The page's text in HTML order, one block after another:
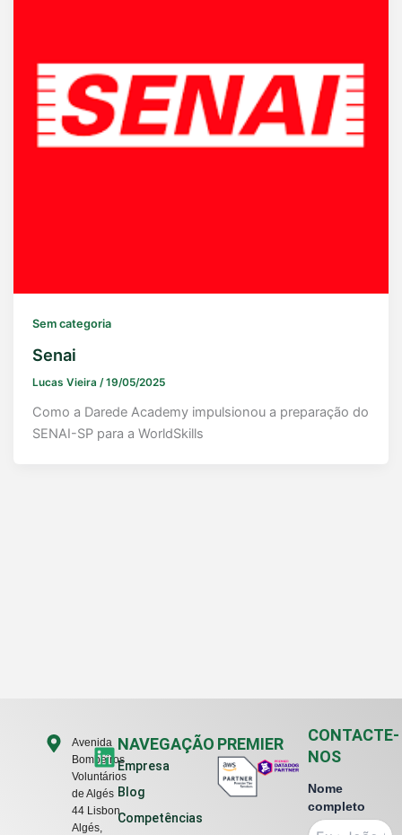
Sem categoria
Senai
Lucas Vieira/19/05/2025
Como a Darede Academy impulsionou a preparação do
SENAI-SP para a WorldSkills
Avenida
Bombeiros
Voluntários
de Algés
44 Lisbon ,
Algés,
L
i
n
k
NAVEGAÇÃO
Empresa
Blog
Competências
PREMIER
CONTACTE-
NOS
Nome
completo